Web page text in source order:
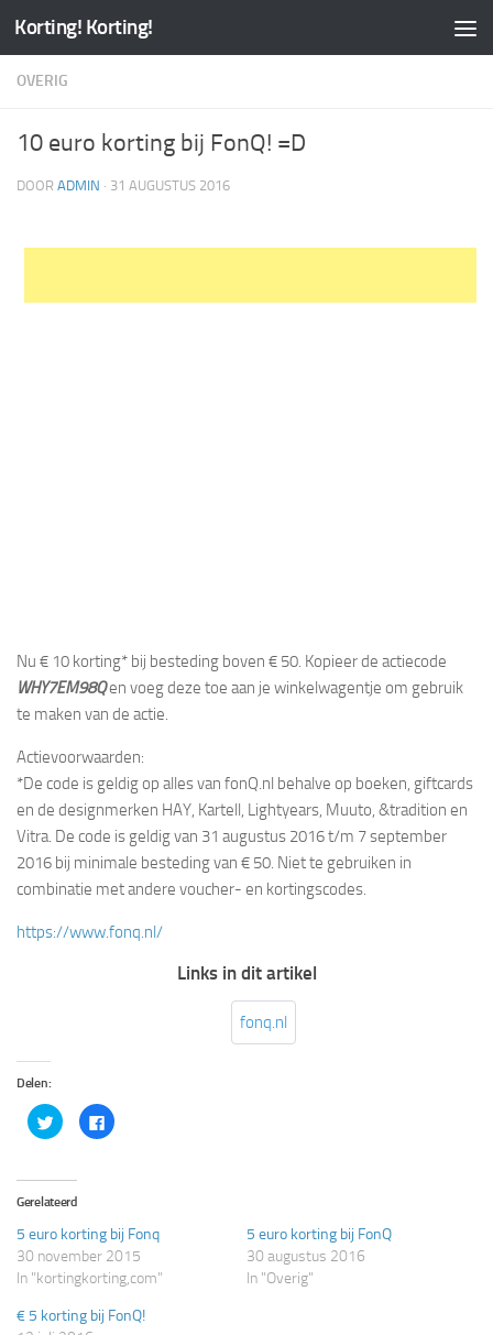
Korting! Korting!
OVERIG
10 euro korting bij FonQ! =D
DOOR ADMIN · 31 AUGUSTUS 2016
Nu € 10 korting* bij besteding boven € 50. Kopieer de actiecode
WHY7EM98Qen voeg deze toe aan je winkelwagentje om gebruik
te maken van de actie.
Actievoorwaarden:
*De code is geldig op alles van fonQ.nl behalve op boeken, giftcards
en de designmerken HAY, Kartell, Lightyears, Muuto, &tradition en
Vitra. De code is geldig van 31 augustus 2016 t/m 7 september
2016 bij minimale besteding van € 50. Niet te gebruiken in
combinatie met andere voucher- en kortingscodes.
https://www.fonq.nl/
Links in dit artikel
fonq.nl
Delen:
Klik
om
Twitter
(Wordt
in
nieuw
venster
geopend)
Klik
om
nieuw
venster
geopend)
Gerelateerd
5 euro korting bij Fonq
30 november 2015
In "kortingkorting,com"
5 euro korting bij FonQ
30 augustus 2016
In "Overig"
€ 5 korting bij FonQ!